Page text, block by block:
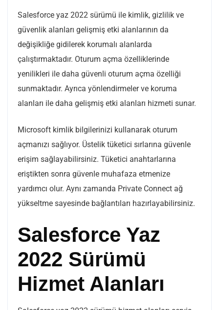
Salesforce yaz 2022 sürümü ile kimlik, gizlilik ve
güvenlik alanları gelişmiş etki alanlarının da
değişikliğe gidilerek korumalı alanlarda
çalıştırmaktadır. Oturum açma özelliklerinde
yenilikleri ile daha güvenli oturum açma özelliği
sunmaktadır. Ayrıca yönlendirmeler ve koruma
alanları ile daha gelişmiş etki alanları hizmeti sunar.
Microsoft kimlik bilgilerinizi kullanarak oturum
açmanızı sağlıyor. Üstelik tüketici sırlarına güvenle
erişim sağlayabilirsiniz. Tüketici anahtarlarına
eriştikten sonra güvenle muhafaza etmenize
yardımcı olur. Aynı zamanda Private Connect ağ
yükseltme sayesinde bağlantıları hazırlayabilirsiniz.
Salesforce Yaz
2022 Sürümü
Hizmet Alanları